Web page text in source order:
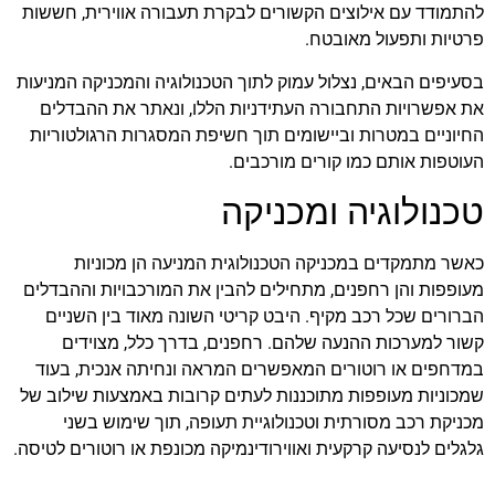
להתמודד עם אילוצים הקשורים לבקרת תעבורה אווירית, חששות
פרטיות ותפעול מאובטח.
בסעיפים הבאים, נצלול עמוק לתוך הטכנולוגיה והמכניקה המניעות
את אפשרויות התחבורה העתידניות הללו, ונאתר את ההבדלים
החיוניים במטרות וביישומים תוך חשיפת המסגרות הרגולטוריות
העוטפות אותם כמו קורים מורכבים.
טכנולוגיה ומכניקה
כאשר מתמקדים במכניקה הטכנולוגית המניעה הן מכוניות
מעופפות והן רחפנים, מתחילים להבין את המורכבויות וההבדלים
הברורים שכל רכב מקיף. היבט קריטי השונה מאוד בין השניים
קשור למערכות ההנעה שלהם. רחפנים, בדרך כלל, מצוידים
במדחפים או רוטורים המאפשרים המראה ונחיתה אנכית, בעוד
שמכוניות מעופפות מתוכננות לעתים קרובות באמצעות שילוב של
מכניקת רכב מסורתית וטכנולוגיית תעופה, תוך שימוש בשני
גלגלים לנסיעה קרקעית ואווירודינמיקה מכונפת או רוטורים לטיסה.